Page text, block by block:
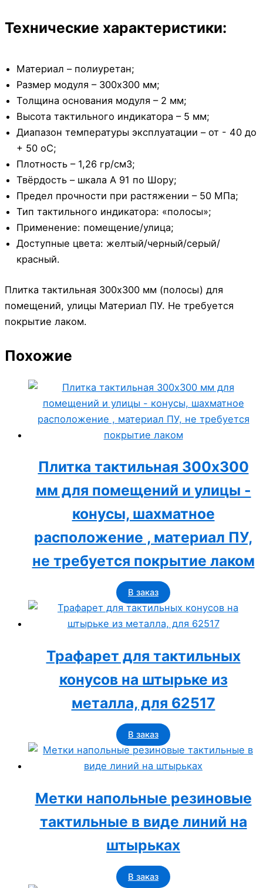
Технические характеристики:
Материал – полиуретан;
Размер модуля – 300х300 мм;
Толщина основания модуля – 2 мм;
Высота тактильного индикатора – 5 мм;
Диапазон температуры эксплуатации – от - 40 до
+ 50 оС;
Плотность – 1,26 гр/см3;
Твёрдость – шкала А 91 по Шору;
Предел прочности при растяжении – 50 МПа;
Тип тактильного индикатора: «полосы»;
Применение: помещение/улица;
Доступные цвета: желтый/черный/серый/
красный.
Плитка тактильная 300х300 мм (полосы) для
помещений, улицы Материал ПУ. Не требуется
покрытие лаком.
Похожие
Плитка тактильная 300х300
мм для помещений и улицы -
конусы, шахматное
расположение , материал ПУ,
не требуется покрытие лаком
В заказ
Трафарет для тактильных
конусов на штырьке из
металла, для 62517
В заказ
Метки напольные резиновые
тактильные в виде линий на
штырьках
В заказ